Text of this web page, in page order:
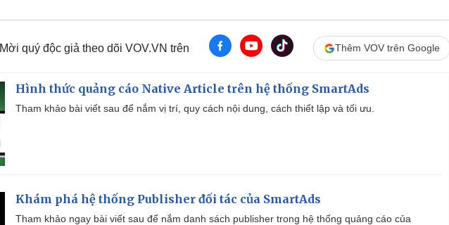
Mời quý độc giả theo dõi VOV.VN trên Thêm VOV trên Google
Hình thức quảng cáo Native Article trên hệ thống SmartAds
Tham khảo bài viết sau để nắm vị trí, quy cách nội dung, cách thiết lập và tối ưu.
Khám phá hệ thống Publisher đối tác của SmartAds
Tham khảo ngay bài viết sau để nắm danh sách publisher trong hệ thống quảng cáo của